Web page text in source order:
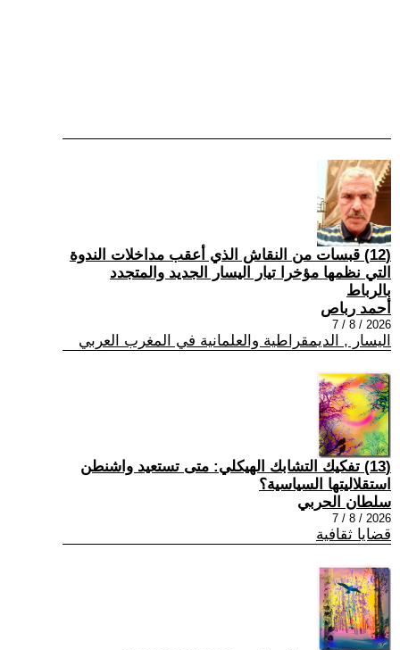
(12) قبسات من النقاش الذي أعقب مداخلات الندوة
التي نظمها مؤخرا تيار اليسار الجديد والمتجدد
بالرباط
أحمد رباص
2026 / 8 / 7
اليسار , الديمقراطية والعلمانية في المغرب العربي
(13) تفكيك التشابك الهيكلي: متى تستعيد واشنطن
استقلاليتها السياسية؟
سلطان الحربي
2026 / 8 / 7
قضايا ثقافية